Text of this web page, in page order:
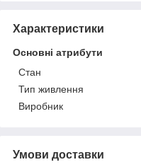
Характеристики
Основні атрибути
Стан
Тип живлення
Виробник
Умови доставки